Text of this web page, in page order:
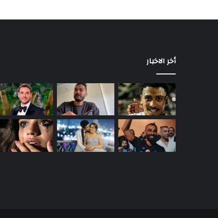
أخر الاخبار
حمدي
الميرغني
يعلن
انفصاله
عن
إسراء
عبد